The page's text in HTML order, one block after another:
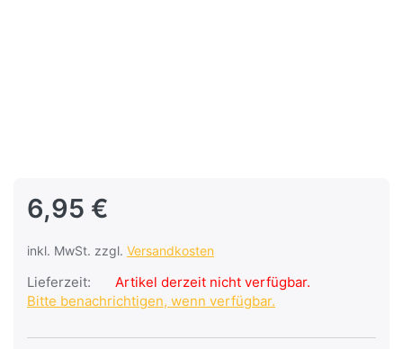
6,95 €
inkl. MwSt. zzgl. Versandkosten
Lieferzeit:
Artikel derzeit nicht verfügbar.
Bitte benachrichtigen, wenn verfügbar.